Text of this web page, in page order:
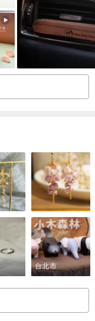
的效果，疫情期間大
禮小物 #英國梨與小
與烏木 #黑莓子與月桂
花蕾 #英國橡樹與紅
台北市